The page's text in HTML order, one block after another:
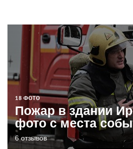
18 ФОТО
Пожар в здании
фото с места
6 отзывов